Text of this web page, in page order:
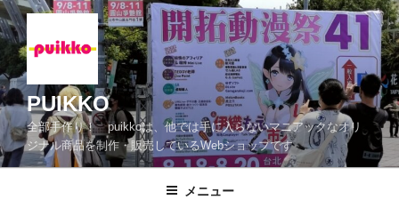
コ
ン
テ
ン
ツ
へ
ス
キ
PUIKKO
全部手作り！ puikkoは、他では手に入らないマニアックなオリ
ジナル商品を制作・販売しているWebショップです
メニュー